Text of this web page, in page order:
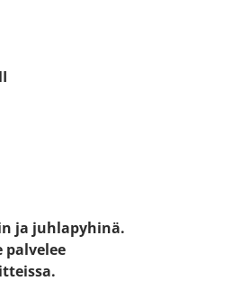
ja juhlapyhinä.
palvelee